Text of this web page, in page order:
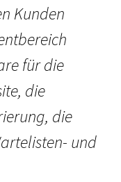
Kunden
für die
die
die
und